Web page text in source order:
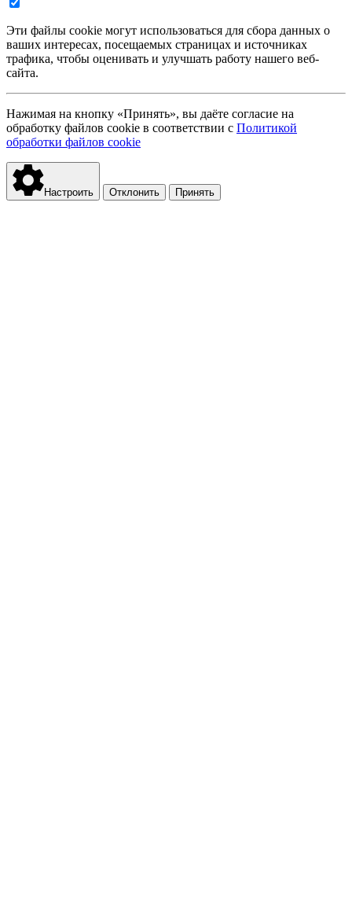
Эти файлы cookie могут использоваться для сбора данных о
ваших интересах, посещаемых страницах и источниках
трафика, чтобы оценивать и улучшать работу нашего веб-
сайта.
Нажимая на кнопку «Принять», вы даёте согласие на
обработку файлов cookie в соответствии с Политикой
обработки файлов cookie
Настроить Отклонить Принять